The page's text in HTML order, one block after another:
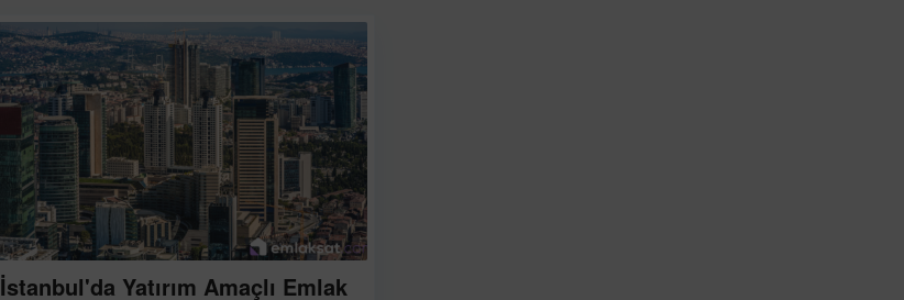
İstanbul'da Yatırım Amaçlı Emlak